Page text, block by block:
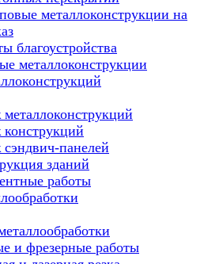
металлоконструкции на
благоустройства
металлоконструкции
панелей
зданий
работы
и фрезерные работы